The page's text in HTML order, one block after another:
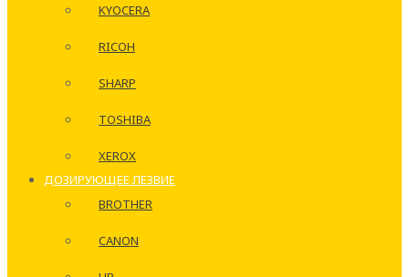
KYOCERA
RICOH
SHARP
TOSHIBA
XEROX
ДОЗИРУЮЩЕЕ ЛЕЗВИЕ
BROTHER
CANON